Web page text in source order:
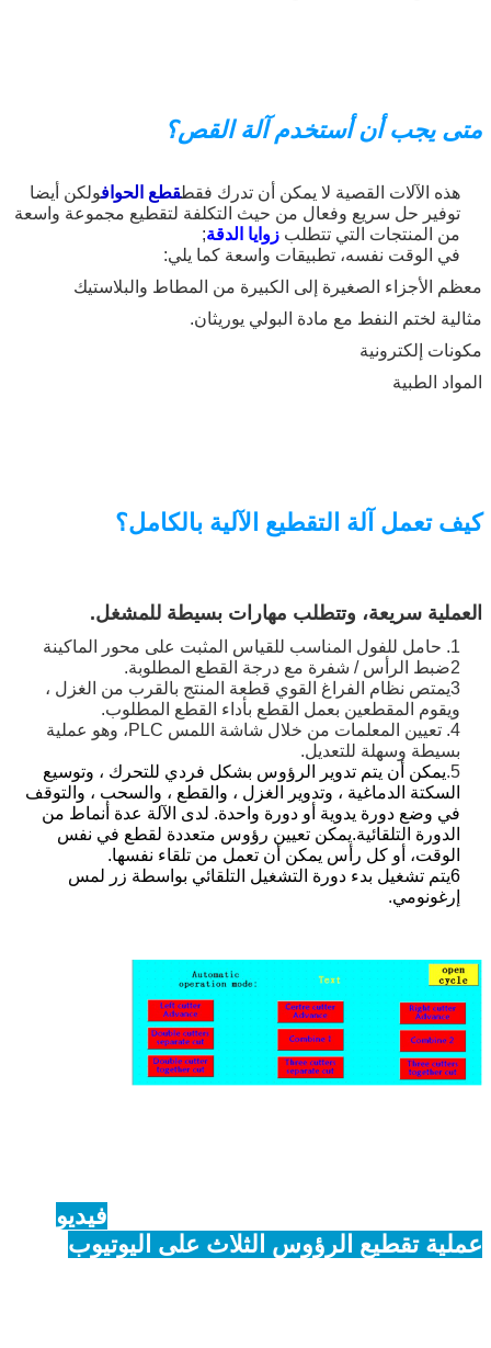
متى يجب أن أستخدم آلة القص؟
هذه الآلات القصية لا يمكن أن تدرك فقطقطع الحوافولكن أيضا
توفير حل سريع وفعال من حيث التكلفة لتقطيع مجموعة واسعة
من المنتجات التي تتطلب زوايا الدقة;
في الوقت نفسه، تطبيقات واسعة كما يلي:
معظم الأجزاء الصغيرة إلى الكبيرة من المطاط والبلاستيك
مثالية لختم النفط مع مادة البولي يوريثان.
مكونات إلكترونية
المواد الطبية
كيف تعمل آلة التقطيع الآلية بالكامل؟
العملية سريعة، وتتطلب مهارات بسيطة للمشغل.
1. حامل للفول المناسب للقياس المثبت على محور الماكينة
2ضبط الرأس / شفرة مع درجة القطع المطلوبة.
3يمتص نظام الفراغ القوي قطعة المنتج بالقرب من الغزل ،
ويقوم المقطعين بعمل القطع بأداء القطع المطلوب.
4. تعيين المعلمات من خلال شاشة اللمس PLC، وهو عملية
بسيطة وسهلة للتعديل.
5. يمكن أن يتم تدوير الرؤوس بشكل فردي للتحرك ، وتوسيع
السكتة الدماغية ، وتدوير الغزل ، والقطع ، والسحب ، والتوقف
في وضع دورة يدوية أو دورة واحدة. لدى الآلة عدة أنماط من
الدورة التلقائية.يمكن تعيين رؤوس متعددة لقطع في نفس
الوقت، أو كل رأس يمكن أن تعمل من تلقاء نفسها.
6يتم تشغيل بدء دورة التشغيل التلقائي بواسطة زر لمس
إرغونومي.
فيديو
عملية تقطيع الرؤوس الثلاث على اليوتيوب